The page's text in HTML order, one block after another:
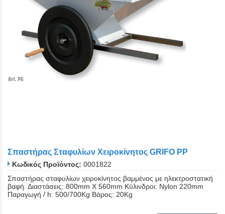
Σπαστήρας Σταφυλίων Χειροκίνητος GRIFO PP
Κωδικός Προϊόντος: 0001822
Σπαστήρας σταφυλίων χειροκίνητος βαμμένος με ηλεκτροστατική
βαφή. Διαστάσεις: 800mm Χ 560mm Κύλινδροι: Nylon 220mm
Παραγωγή / h: 500/700Kg Βάρος: 20Kg